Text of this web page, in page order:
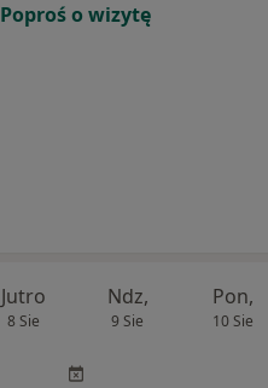
Poproś o wizytę
Jutro
8 Sie
Ndz,
9 Sie
Pon,
10 Sie